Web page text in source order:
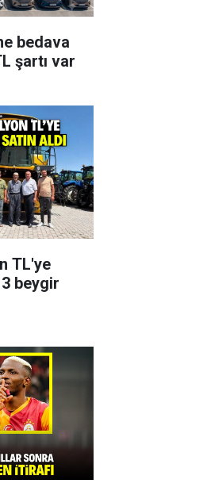
bedava
şartı var
TL'ye
beygir